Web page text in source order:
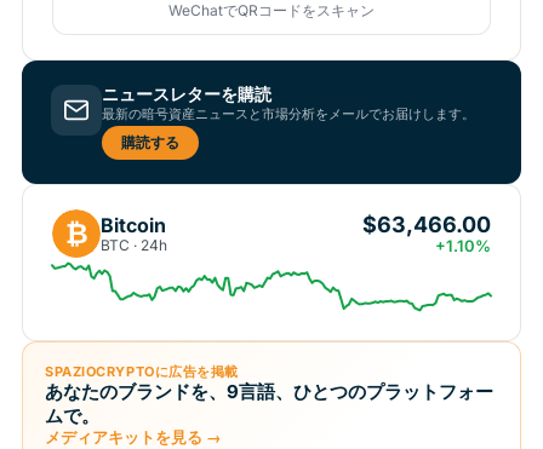
WeChatでQRコードをスキャン
ニュースレターを購読
最新の暗号資産ニュースと市場分析をメールでお届けします。
購読する
₿ Bitcoin
BTC · 24h
$63,466.00
+1.10%
SPAZIOCRYPTOに広告を掲載
あなたのブランドを、9言語、ひとつのプラットフォー
ムで。
メディアキットを見る →